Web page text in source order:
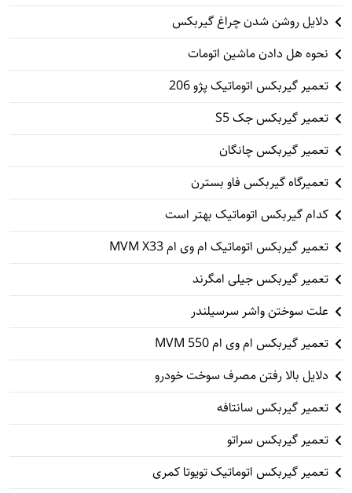
دلایل روشن شدن چراغ گیربکس
نحوه هل دادن ماشین اتومات
تعمیر گیربکس اتوماتیک پژو 206
تعمیر گیربکس جک S5
تعمیر گیربکس چانگان
تعمیرگاه گیربکس فاو بسترن
کدام گیربکس اتوماتیک بهتر است
تعمیر گیربکس اتوماتیک ام وی ام MVM X33
تعمیر گیربکس جیلی امگرند
علت سوختن واشر سرسیلندر
تعمیر گیربکس ام وی ام 550 MVM
دلایل بالا رفتن مصرف سوخت خودرو
تعمیر گیربکس سانتافه
تعمیر گیربکس سراتو
تعمیر گیربکس اتوماتیک تویوتا کمری